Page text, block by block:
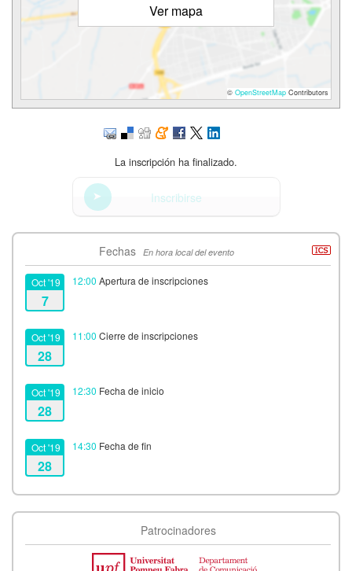
Ver mapa
© OpenStreetMap Contributors
La inscripción ha finalizado.
Inscribirse
Fechas En hora local del evento
Oct '19
7
12:00 Apertura de inscripciones
Oct '19
28
11:00 Cierre de inscripciones
Oct '19
28
12:30 Fecha de inicio
Oct '19
28
14:30 Fecha de fin
Patrocinadores